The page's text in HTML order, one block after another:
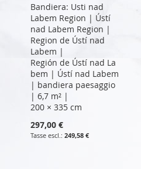
Bandiera: Usti nad
Labem Region | Ústí
nad Labem Region |
Region de Ústí nad
Labem |
Región de Ústí nad La
bem | Ústí nad Labem
| bandiera paesaggio
| 6,7 m² |
200 × 335 cm
297,00 €
249,58 €